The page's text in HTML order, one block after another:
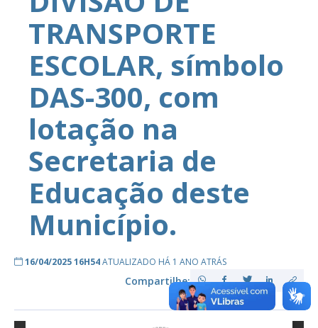
TRANSPORTE
ESCOLAR, símbolo
DAS-300, com
lotação na
Secretaria de
Educação deste
Município.
16/04/2025 16H54ATUALIZADO HÁ 1 ANO ATRÁS
Compartilhe: